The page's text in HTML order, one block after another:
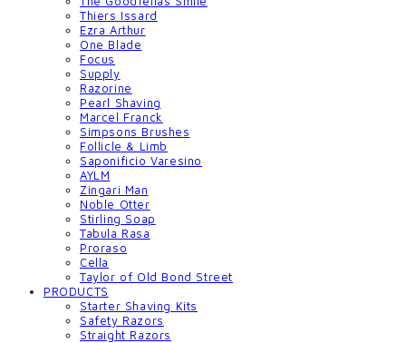
Thiers Issard
Ezra Arthur
One Blade
Focus
Supply
Razorine
Pearl Shaving
Marcel Franck
Simpsons Brushes
Follicle & Limb
Saponificio Varesino
AYLM
Zingari Man
Noble Otter
Stirling Soap
Tabula Rasa
Proraso
Cella
Taylor of Old Bond Street
PRODUCTS
Starter Shaving Kits
Safety Razors
Straight Razors